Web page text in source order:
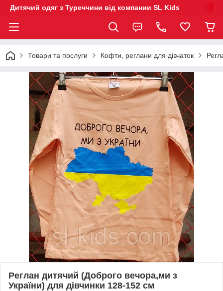
Дитячий одяг з Туреччини від компании SL Kids
Товари та послуги Кофти, реглани для дівчаток
Реглан дитячий (Доброго вечора,ми з
України) для дівчинки 128-152 см